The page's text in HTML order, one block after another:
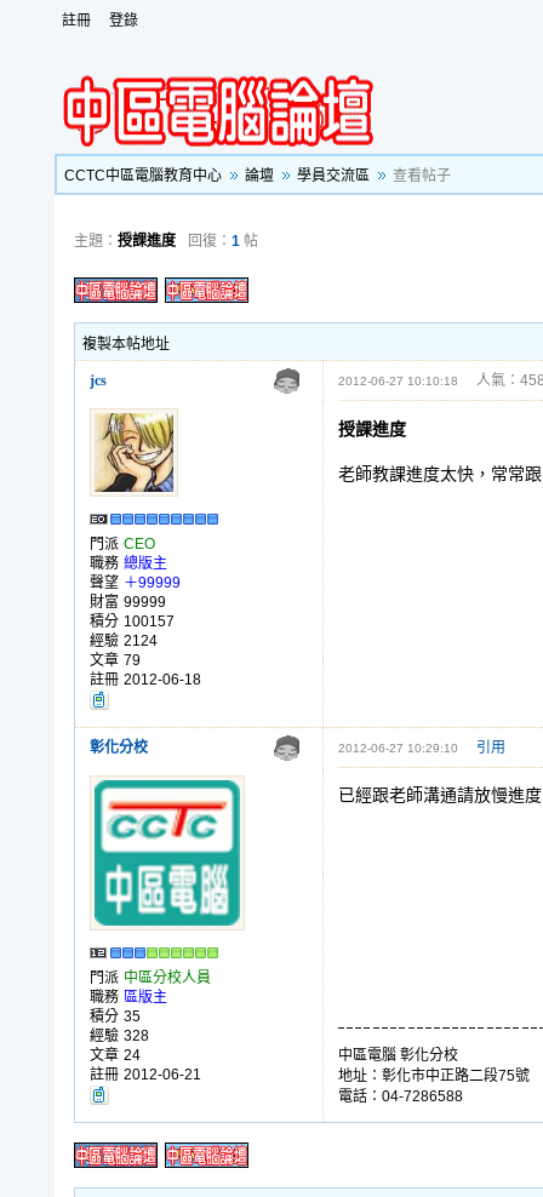
註冊 登錄
CCTC中區電腦教育中心 論壇 學員交流區 查看帖子
主題： 授課進度 回復： 1 帖
複製本帖地址
jcs 2012-06-27 10:10:18 人氣：
門派 CEO
職務 總版主
聲望 ＋99999
財富 99999
積分 100157
經驗 2124
文章 79
註冊 2012-06-18
授課進度
老師教課進度太快，常常
彰化分校 2012-06-27 10:29:10 引用
門派 中區分校人員
職務 區版主
積分 35
經驗 328
文章 24
註冊 2012-06-21
已經跟老師溝通請放慢進
中區電腦 彰化分校
地址：彰化市中正路二段75號
電話：04-7286588